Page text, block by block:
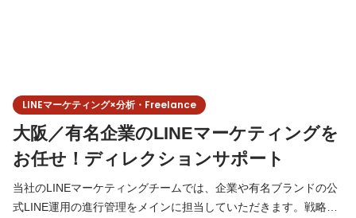
LINEマーケティング×分析・Freelance
大阪／有名企業のLINEマーケティングを
お任せ！ディレクションサポート
当社のLINEマーケティングチームでは、企業や有名ブランドの公
式LINE運用の進行管理をメインに担当していただきます。戦略設